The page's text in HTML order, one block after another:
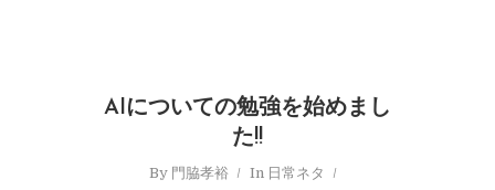
AIについての勉強を始めまし
た!!
By 門脇孝裕 In 日常ネタ